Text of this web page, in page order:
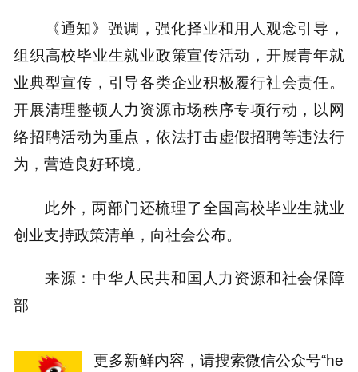
《通知》强调，强化择业和用人观念引导，
组织高校毕业生就业政策宣传活动，开展青年就
业典型宣传，引导各类企业积极履行社会责任。
开展清理整顿人力资源市场秩序专项行动，以网
络招聘活动为重点，依法打击虚假招聘等违法行
为，营造良好环境。
此外，两部门还梳理了全国高校毕业生就业
创业支持政策清单，向社会公布。
来源：中华人民共和国人力资源和社会保障
部
更多新鲜内容，请搜索微信公众号“he